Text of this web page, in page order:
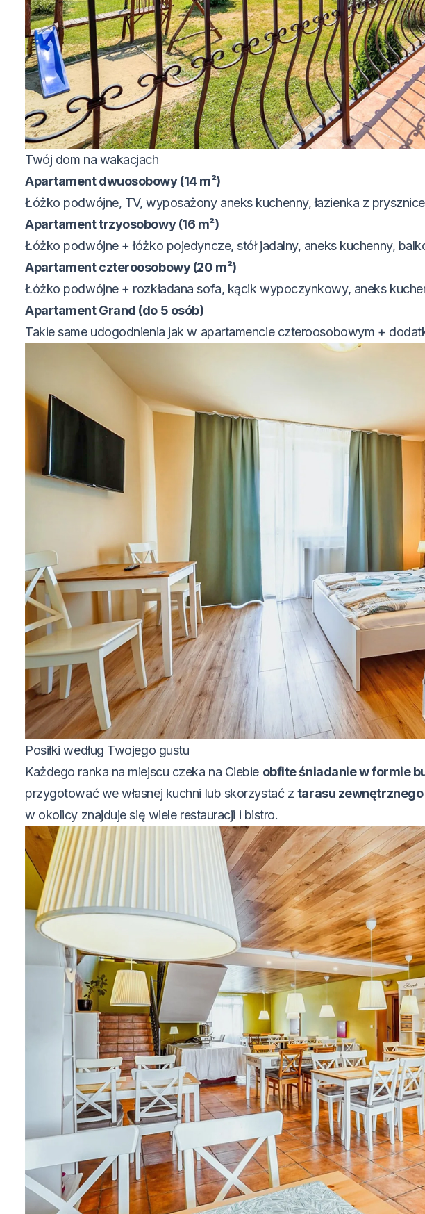
Twój dom na wakacjach
Apartament dwuosobowy (14 m²)
Łóżko podwójne, TV, wyposażony aneks kuchenny, łazienka z
Apartament trzyosobowy (16 m²)
Łóżko podwójne + łóżko pojedyncze, stół jadalny, aneks kuchenny,
Apartament czteroosobowy (20 m²)
Łóżko podwójne + rozkładana sofa, kącik wypoczynkowy, aneks
Apartament Grand (do 5 osób)
Takie same udogodnienia jak w apartamencie czteroosobowym +
Posiłki według Twojego gustu
Każdego ranka na miejscu czeka na Ciebie obfite śniadanie w formie
przygotować we własnej kuchni lub skorzystać z tarasu
w okolicy znajduje się wiele restauracji i bistro.